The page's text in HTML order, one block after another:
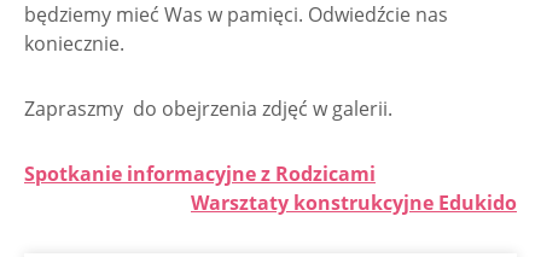
będziemy mieć Was w pamięci. Odwiedźcie nas
koniecznie.
Zapraszmy do obejrzenia zdjęć w galerii.
Spotkanie informacyjne z Rodzicami
Warsztaty konstrukcyjne Edukido